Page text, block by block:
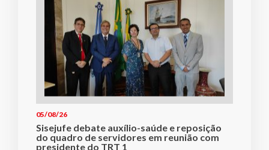
05/08/26
Sisejufe debate auxílio-saúde e reposição
do quadro de servidores em reunião com
presidente do TRT 1